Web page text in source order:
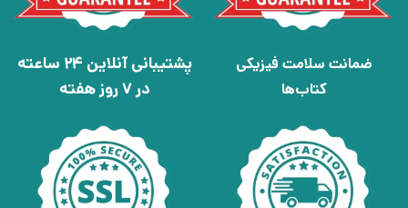
ضمانت سلامت فیزیکی
کتاب‌ها
پشتیبانی آنلاین 24 ساعته
در 7 روز هفته